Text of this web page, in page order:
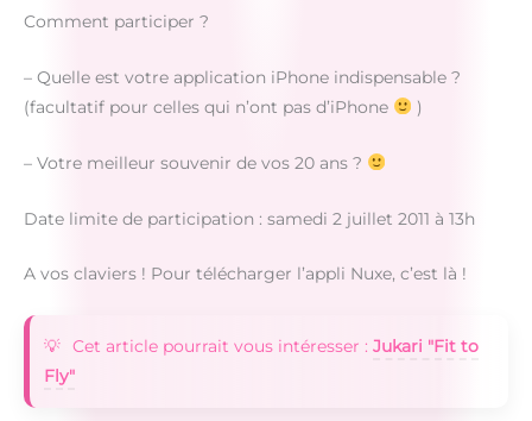
Comment participer ?
– Quelle est votre application iPhone indispensable ?
(facultatif pour celles qui n’ont pas d’iPhone
)
– Votre meilleur souvenir de vos 20 ans ?
Date limite de participation : samedi 2 juillet 2011 à 13h
A vos claviers ! Pour télécharger l’appli Nuxe, c’est là !
Cet article pourrait vous intéresser : Jukari "Fit to
Fly"